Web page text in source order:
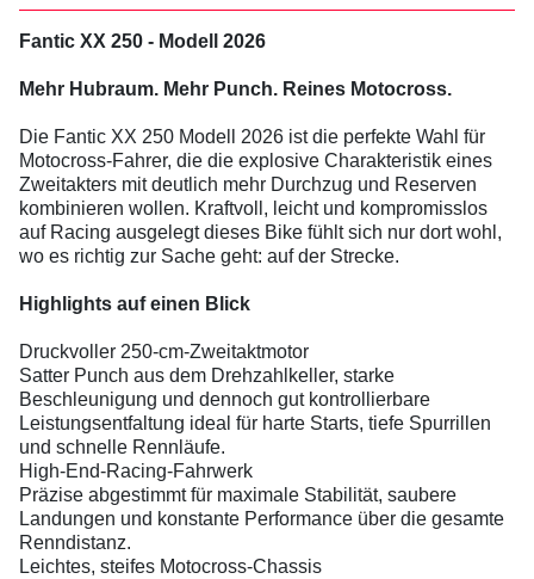
Fantic XX 250 - Modell 2026
Mehr Hubraum. Mehr Punch. Reines Motocross.
Die Fantic XX 250 Modell 2026 ist die perfekte Wahl für
Motocross-Fahrer, die die explosive Charakteristik eines
Zweitakters mit deutlich mehr Durchzug und Reserven
kombinieren wollen. Kraftvoll, leicht und kompromisslos
auf Racing ausgelegt dieses Bike fühlt sich nur dort wohl,
wo es richtig zur Sache geht: auf der Strecke.
Highlights auf einen Blick
Druckvoller 250-cm-Zweitaktmotor
Satter Punch aus dem Drehzahlkeller, starke
Beschleunigung und dennoch gut kontrollierbare
Leistungsentfaltung ideal für harte Starts, tiefe Spurrillen
und schnelle Rennläufe.
High-End-Racing-Fahrwerk
Präzise abgestimmt für maximale Stabilität, saubere
Landungen und konstante Performance über die gesamte
Renndistanz.
Leichtes, steifes Motocross-Chassis